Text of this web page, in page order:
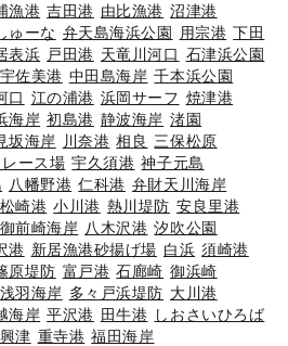
漁港 吉田港 由比漁港 沼津港
ゅーな 弁天島海浜公園 用宗港 下田
表浜 戸田港 天竜川河口 石津浜公園
宇佐美港 中田島海岸 千本浜公園
口 江の浦港 浜岡サーフ 焼津港
海岸 初島港 静波海岸 渚園
坂海岸 川奈港 相良 三保松原
ース場 宇久須港 神子元島
八幡野港 仁科港 弁財天川海岸
松崎港 小川港 熱川堤防 安良里港
御前崎海岸 八木沢港 汐吹公園
港 新居漁港砂揚げ場 白浜 須崎港
原堤防 富戸港 石廊崎 御浜崎
浅羽海岸 多々戸浜堤防 大川港
海岸 平沢港 田牛港 しおさいひろば
興津 重寺港 福田海岸